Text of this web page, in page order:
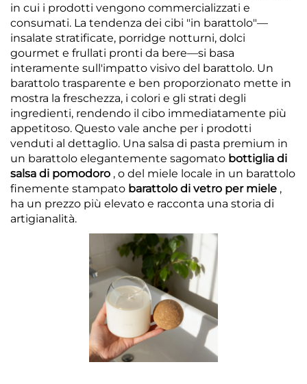
in cui i prodotti vengono commercializzati e
consumati. La tendenza dei cibi "in barattolo"—
insalate stratificate, porridge notturni, dolci
gourmet e frullati pronti da bere—si basa
interamente sull'impatto visivo del barattolo. Un
barattolo trasparente e ben proporzionato mette in
mostra la freschezza, i colori e gli strati degli
ingredienti, rendendo il cibo immediatamente più
appetitoso. Questo vale anche per i prodotti
venduti al dettaglio. Una salsa di pasta premium in
un barattolo elegantemente sagomato bottiglia di
salsa di pomodoro , o del miele locale in un barattolo
finemente stampato barattolo di vetro per miele ,
ha un prezzo più elevato e racconta una storia di
artigianalità.